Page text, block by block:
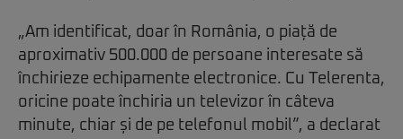
„Am identificat, doar în România, o piață de
aproximativ 500.000 de persoane interesate să
închirieze echipamente electronice. Cu Telerenta,
oricine poate închiria un televizor în câteva
minute, chiar și de pe telefonul mobil”, a declarat